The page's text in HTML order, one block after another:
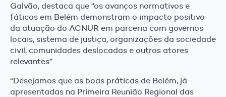
Galvão, destaca que “os avanços normativos e
fáticos em Belém demonstram o impacto positivo
da atuação do ACNUR em parceria com governos
locais, sistema de justiça, organizações da sociedade
civil, comunidades deslocadas e outros atores
relevantes”.
“Desejamos que as boas práticas de Belém, já
apresentadas na Primeira Reunião Regional das